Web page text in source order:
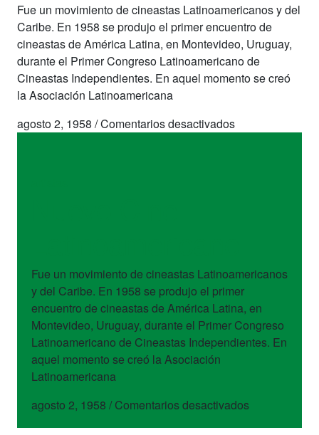
Fue un movimiento de cineastas Latinoamericanos y del
Caribe. En 1958 se produjo el primer encuentro de
cineastas de América Latina, en Montevideo, Uruguay,
durante el Primer Congreso Latinoamericano de
Cineastas Independientes. En aquel momento se creó
la Asociación Latinoamericana
agosto 2, 1958 /Comentarios desactivadosen
Fue un movimiento de cineastas Latinoamericanos
y del Caribe. En 1958 se produjo el primer
encuentro de cineastas de América Latina, en
Montevideo, Uruguay, durante el Primer Congreso
Latinoamericano de Cineastas Independientes. En
aquel momento se creó la Asociación
Latinoamericana
agosto 2, 1958 / Comentarios desactivadosen